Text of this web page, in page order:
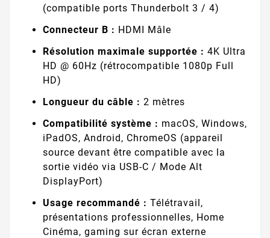
(compatible ports Thunderbolt 3 / 4)
Connecteur B : HDMI Mâle
Résolution maximale supportée : 4K Ultra
HD @ 60Hz (rétrocompatible 1080p Full
HD)
Longueur du câble : 2 mètres
Compatibilité système : macOS, Windows,
iPadOS, Android, ChromeOS (appareil
source devant être compatible avec la
sortie vidéo via USB-C / Mode Alt
DisplayPort)
Usage recommandé : Télétravail,
présentations professionnelles, Home
Cinéma, gaming sur écran externe